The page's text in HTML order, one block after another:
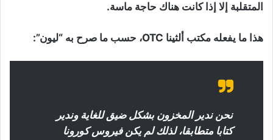
المتقلبة إلا إذا كانت هناك حاجة ماسة.
هذا ما يفعله مكتب ألثينا OTC، حسب ما صرح به “ليون”:
نحن ندير المخزون بشكل ضيق للغاية وندير
كتابا متطابقا، لذلك لم يكن فيروس كورونا